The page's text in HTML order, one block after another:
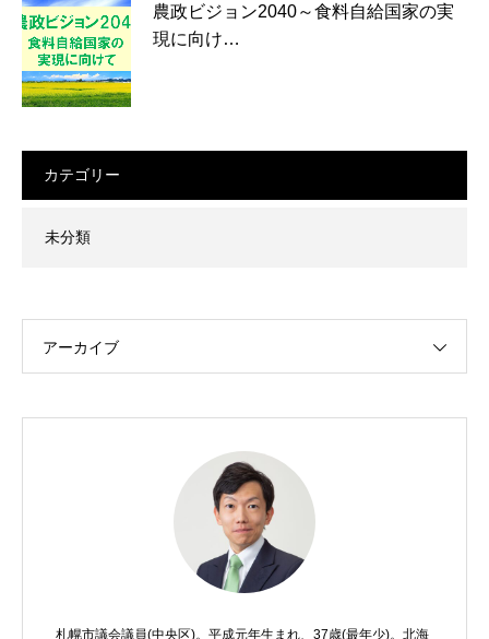
農政ビジョン2040～食料自給国家の実
現に向け…
カテゴリー
未分類
アーカイブ
札幌市議会議員(中央区)。平成元年生まれ、37歳(最年少)。北海